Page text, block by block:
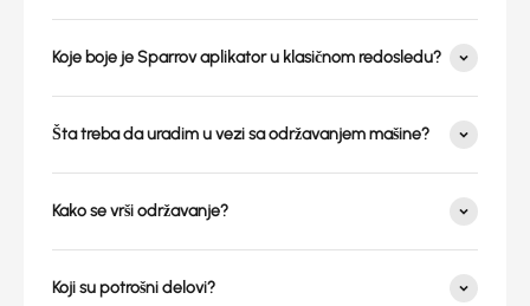
Koje boje je Sparrov aplikator u klasičnom redosledu?
Šta treba da uradim u vezi sa održavanjem mašine?
Kako se vrši održavanje?
Koji su potrošni delovi?